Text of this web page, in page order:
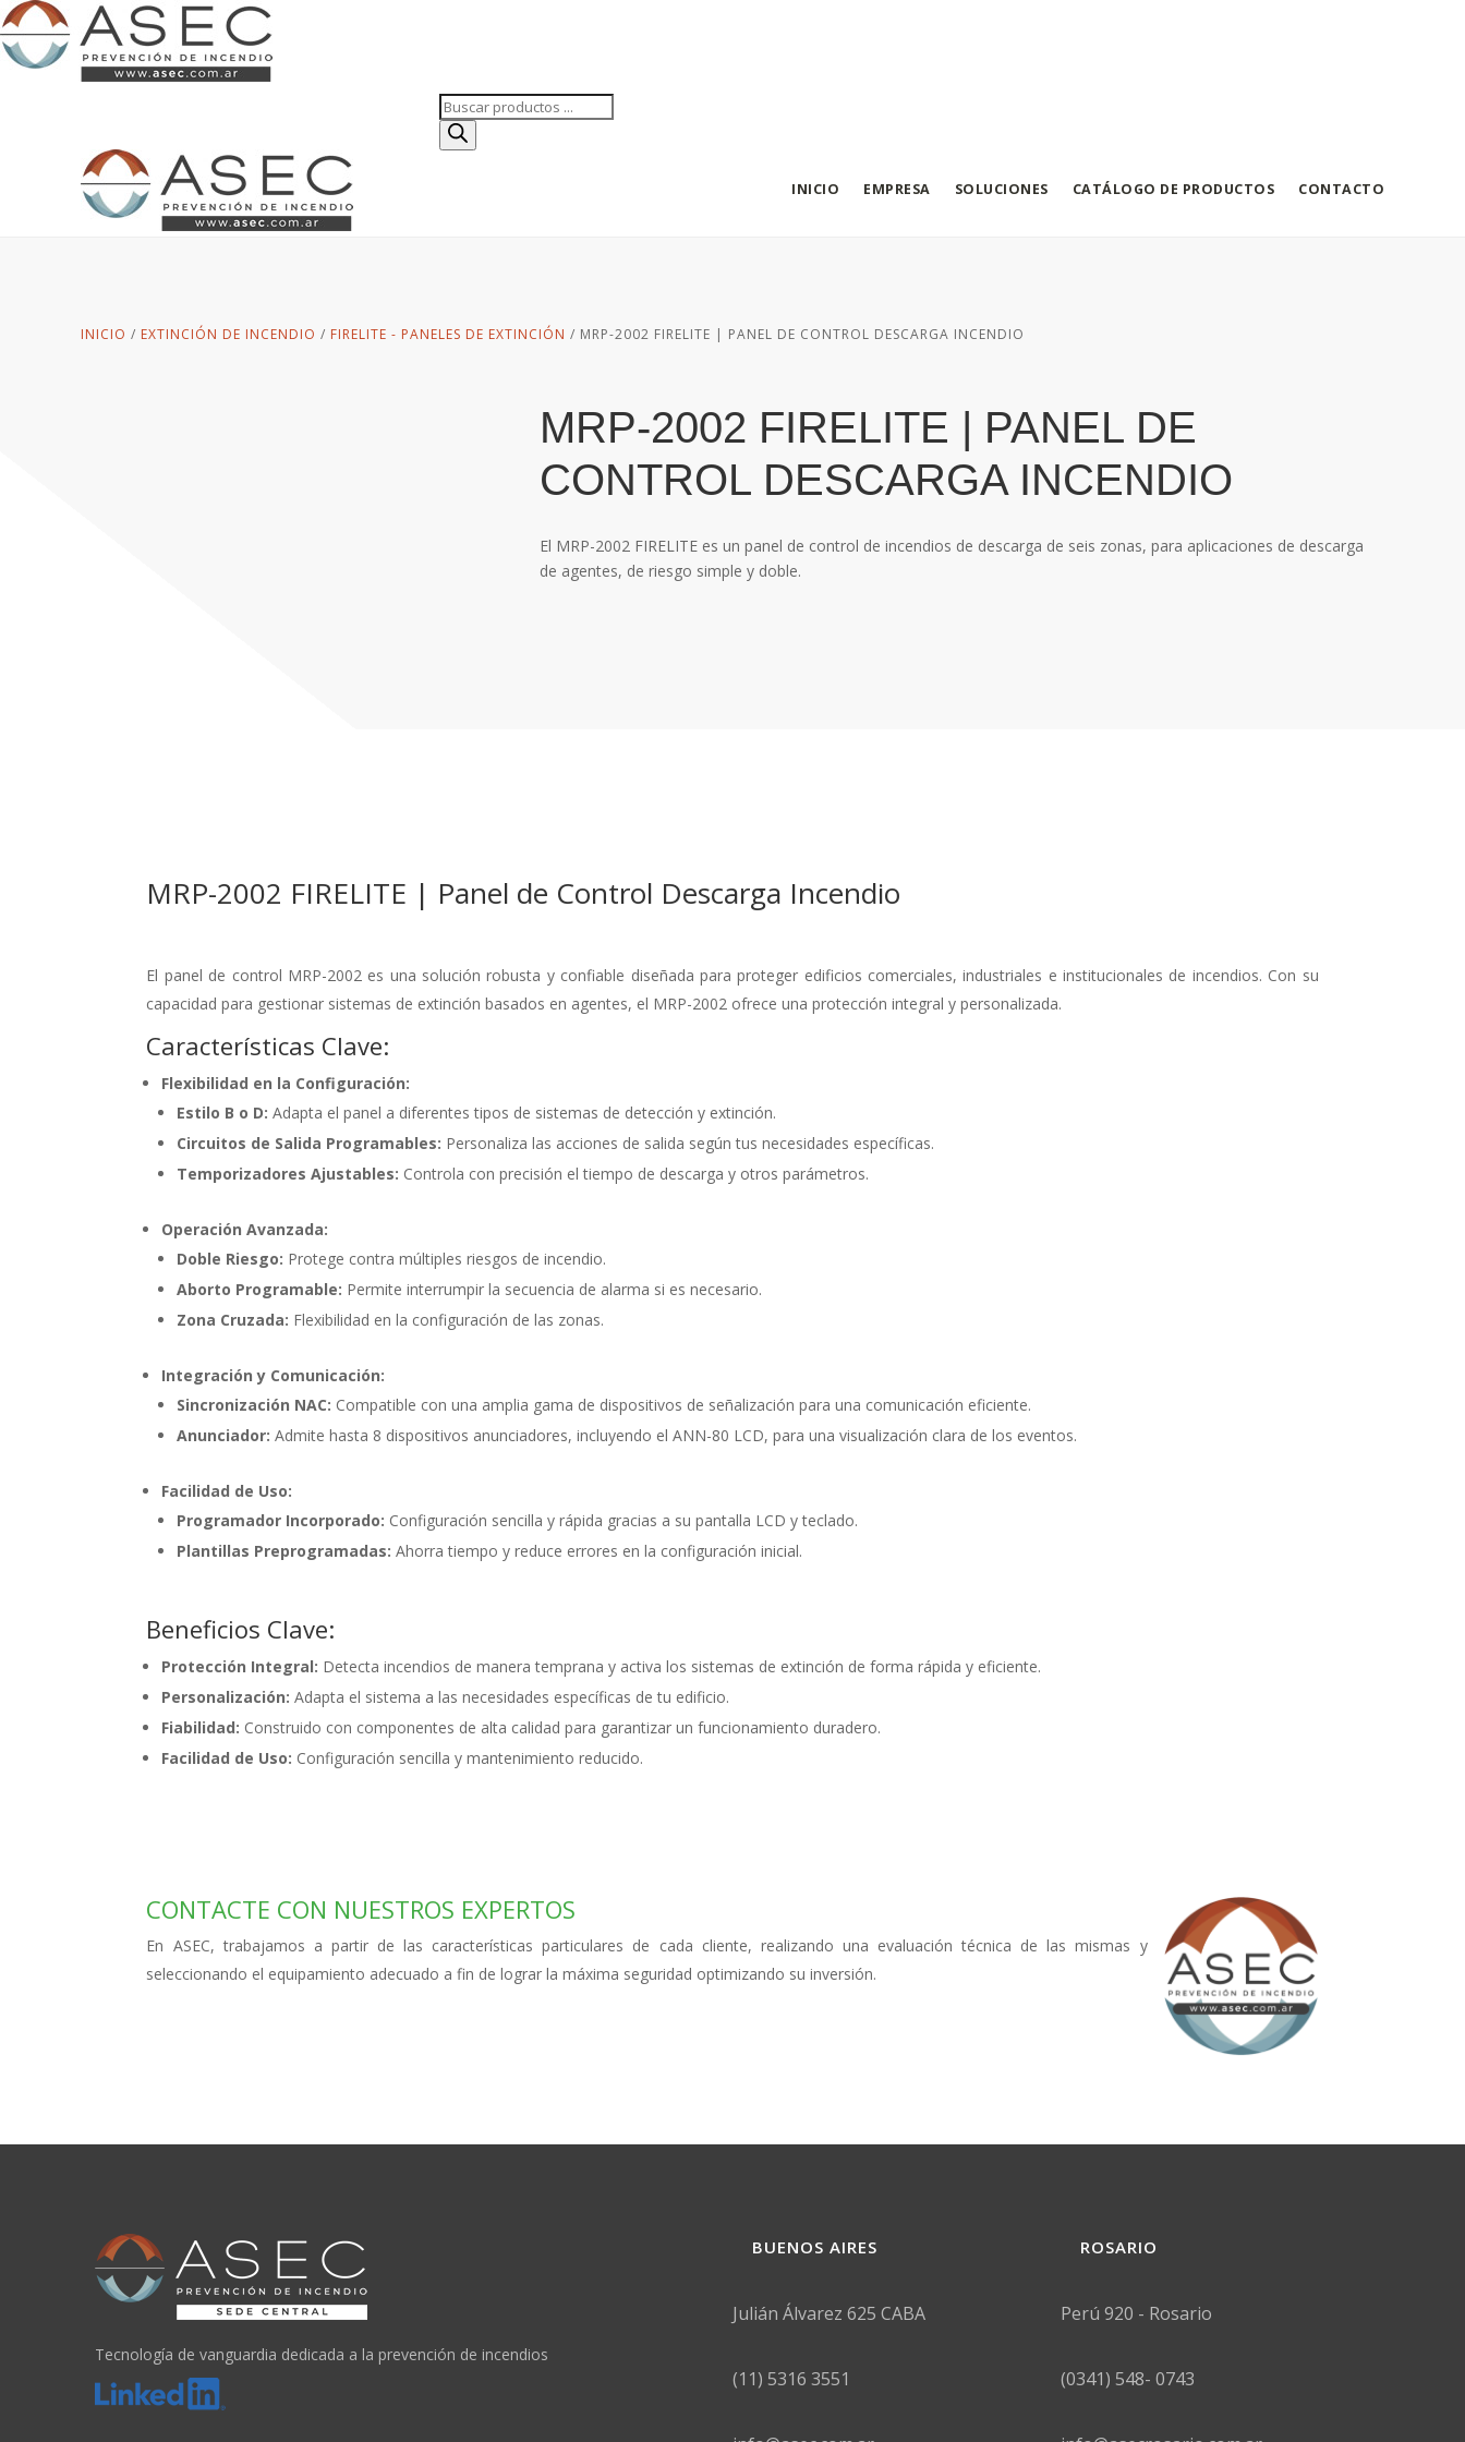
Búsqueda
de
productos
INICIO EMPRESA SOLUCIONES CATÁLOGO DE PRODUCTOS CONTACTO
INICIO / EXTINCIÓN DE INCENDIO / FIRELITE - PANELES DE EXTINCIÓN / MRP-2002 FIRELITE | PANEL DE CONTROL DESCARGA INCENDIO
MRP-2002 FIRELITE | PANEL DE
CONTROL DESCARGA INCENDIO
El MRP-2002 FIRELITE es un panel de control de incendios de descarga de seis zonas, para aplicaciones de descarga
de agentes, de riesgo simple y doble.
MRP-2002 FIRELITE | Panel de Control Descarga Incendio
El panel de control MRP-2002 es una solución robusta y confiable diseñada para proteger edificios comerciales, industriales e institucionales de incendios. Con su
capacidad para gestionar sistemas de extinción basados en agentes, el MRP-2002 ofrece una protección integral y personalizada.
Características Clave:
Flexibilidad en la Configuración:
Estilo B o D: Adapta el panel a diferentes tipos de sistemas de detección y extinción.
Circuitos de Salida Programables: Personaliza las acciones de salida según tus necesidades específicas.
Temporizadores Ajustables: Controla con precisión el tiempo de descarga y otros parámetros.
Operación Avanzada:
Doble Riesgo: Protege contra múltiples riesgos de incendio.
Aborto Programable: Permite interrumpir la secuencia de alarma si es necesario.
Zona Cruzada: Flexibilidad en la configuración de las zonas.
Integración y Comunicación:
Sincronización NAC: Compatible con una amplia gama de dispositivos de señalización para una comunicación eficiente.
Anunciador: Admite hasta 8 dispositivos anunciadores, incluyendo el ANN-80 LCD, para una visualización clara de los eventos.
Facilidad de Uso:
Programador Incorporado: Configuración sencilla y rápida gracias a su pantalla LCD y teclado.
Plantillas Preprogramadas: Ahorra tiempo y reduce errores en la configuración inicial.
Beneficios Clave:
Protección Integral: Detecta incendios de manera temprana y activa los sistemas de extinción de forma rápida y eficiente.
Personalización: Adapta el sistema a las necesidades específicas de tu edificio.
Fiabilidad: Construido con componentes de alta calidad para garantizar un funcionamiento duradero.
Facilidad de Uso: Configuración sencilla y mantenimiento reducido.
CONTACTE CON NUESTROS EXPERTOS
En ASEC, trabajamos a partir de las características particulares de cada cliente, realizando una evaluación técnica de las mismas y
seleccionando el equipamiento adecuado a fin de lograr la máxima seguridad optimizando su inversión.
Tecnología de vanguardia dedicada a la prevención de incendios
BUENOS AIRES
Julián Álvarez 625 CABA
(11) 5316 3551
ROSARIO
Perú 920 - Rosario
(0341) 548- 0743